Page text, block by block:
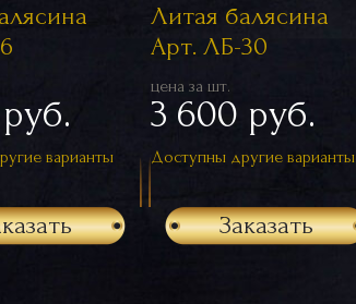
варианты
Литая балясина
Арт. ЛБ-30
цена за шт.
3 600 руб.
Доступны другие варианты
Заказать